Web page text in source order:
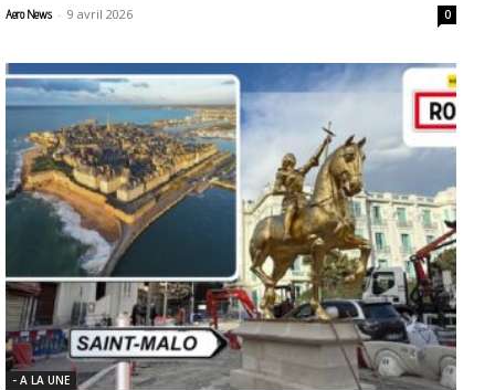
Aero News - 9 avril 2026 0
- A LA UNE